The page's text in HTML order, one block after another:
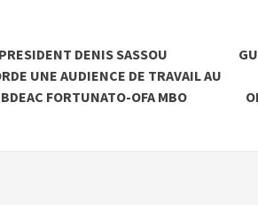
DENIS SASSOU
UNE AUDIENCE DE TRAVAIL AU
FORTUNATO-OFA MBO